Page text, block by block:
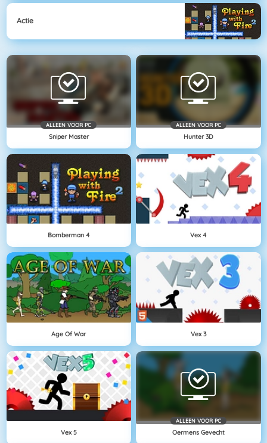
Actie
ALLEEN VOOR PC
Sniper Master
ALLEEN VOOR PC
Hunter 3D
Bomberman 4 Vex 4
Age Of War Vex 3
Vex 5
ALLEEN VOOR PC
Oermens Gevecht